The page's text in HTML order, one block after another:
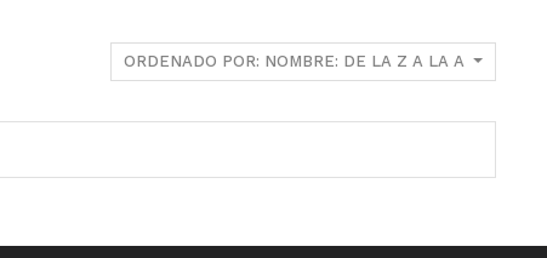
ORDENADO POR: NOMBRE: DE LA Z A LA A